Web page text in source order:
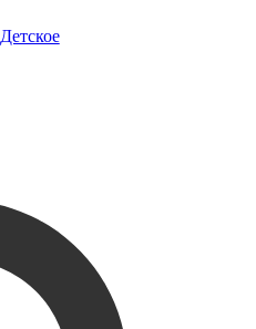
Детское